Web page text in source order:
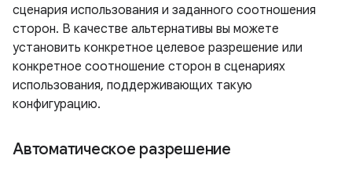
сценария использования и заданного соотношения
сторон. В качестве альтернативы вы можете
установить конкретное целевое разрешение или
конкретное соотношение сторон в сценариях
использования, поддерживающих такую ​​
конфигурацию.
Автоматическое разрешение